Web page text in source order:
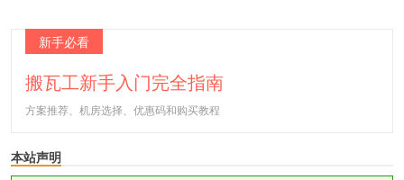
新手必看
搬瓦工新手入门完全指南
方案推荐、机房选择、优惠码和购买教程
本站声明